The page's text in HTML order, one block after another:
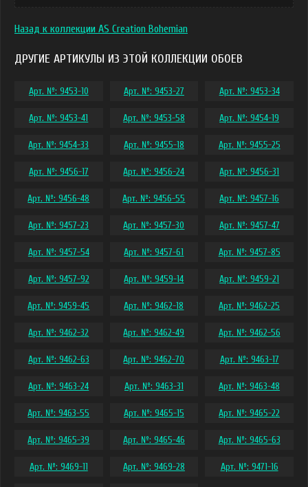
Назад к коллекции AS Creation Bohemian
ДРУГИЕ АРТИКУЛЫ ИЗ ЭТОЙ КОЛЛЕКЦИИ ОБОЕВ
Арт. №: 9453-10 Арт. №: 9453-27 Арт. №: 9453-34
Арт. №: 9453-41 Арт. №: 9453-58 Арт. №: 9454-19
Арт. №: 9454-33 Арт. №: 9455-18 Арт. №: 9455-25
Арт. №: 9456-17 Арт. №: 9456-24 Арт. №: 9456-31
Арт. №: 9456-48 Арт. №: 9456-55 Арт. №: 9457-16
Арт. №: 9457-23 Арт. №: 9457-30 Арт. №: 9457-47
Арт. №: 9457-54 Арт. №: 9457-61 Арт. №: 9457-85
Арт. №: 9457-92 Арт. №: 9459-14 Арт. №: 9459-21
Арт. №: 9459-45 Арт. №: 9462-18 Арт. №: 9462-25
Арт. №: 9462-32 Арт. №: 9462-49 Арт. №: 9462-56
Арт. №: 9462-63 Арт. №: 9462-70 Арт. №: 9463-17
Арт. №: 9463-24 Арт. №: 9463-31 Арт. №: 9463-48
Арт. №: 9463-55 Арт. №: 9465-15 Арт. №: 9465-22
Арт. №: 9465-39 Арт. №: 9465-46 Арт. №: 9465-63
Арт. №: 9469-11 Арт. №: 9469-28 Арт. №: 9471-16